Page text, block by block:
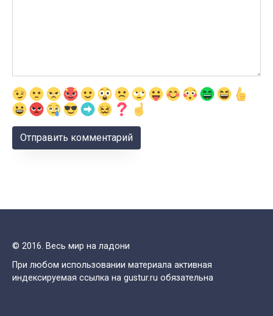
© 2016. Весь мир на ладони
При любом использовании материала активная
индексируемая ссылка на gustur.ru обязательна